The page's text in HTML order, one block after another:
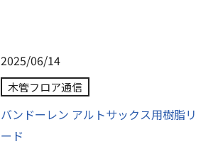
2025/06/14
木管フロア通信
バンドーレン アルトサックス用樹脂リ
ード